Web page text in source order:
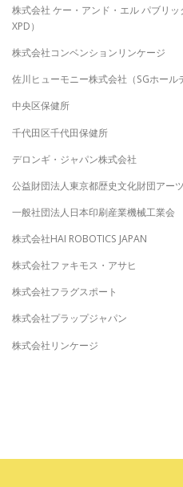
株式会社 ケー・アンド・エル パブリ
XPD）
株式会社コンベンションリンケージ
佐川ヒューモニー株式会社（SGホール
中央区保健所
千代田区千代田保健所
デロンギ・ジャパン株式会社
公益財団法人東京都歴史文化財団アー
一般社団法人日本印刷産業機械工業会
株式会社HAI ROBOTICS JAPAN
株式会社ファキモス・アサヒ
株式会社フラグスポート
株式会社プラップジャパン
株式会社リンケージ